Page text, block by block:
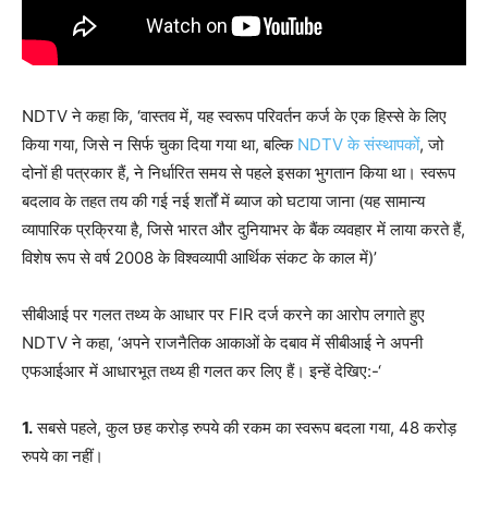
NDTV ने कहा कि, ‘वास्तव में, यह स्वरूप परिवर्तन कर्ज के एक हिस्से के लिए
किया गया, जिसे न सिर्फ चुका दिया गया था, बल्कि NDTV के संस्थापकों, जो
दोनों ही पत्रकार हैं, ने निर्धारित समय से पहले इसका भुगतान किया था। स्वरूप
बदलाव के तहत तय की गई नई शर्तों में ब्याज को घटाया जाना (यह सामान्य
व्यापारिक प्रक्रिया है, जिसे भारत और दुनियाभर के बैंक व्यवहार में लाया करते हैं,
विशेष रूप से वर्ष 2008 के विश्वव्यापी आर्थिक संकट के काल में)’
सीबीआई पर गलत तथ्य के आधार पर FIR दर्ज करने का आरोप लगाते हुए
NDTV ने कहा, ‘अपने राजनैतिक आकाओं के दबाव में सीबीआई ने अपनी
एफआईआर में आधारभूत तथ्य ही गलत कर लिए हैं। इन्हें देखिए:-‘
1.सबसे पहले, कुल छह करोड़ रुपये की रकम का स्वरूप बदला गया, 48 करोड़
रुपये का नहीं।